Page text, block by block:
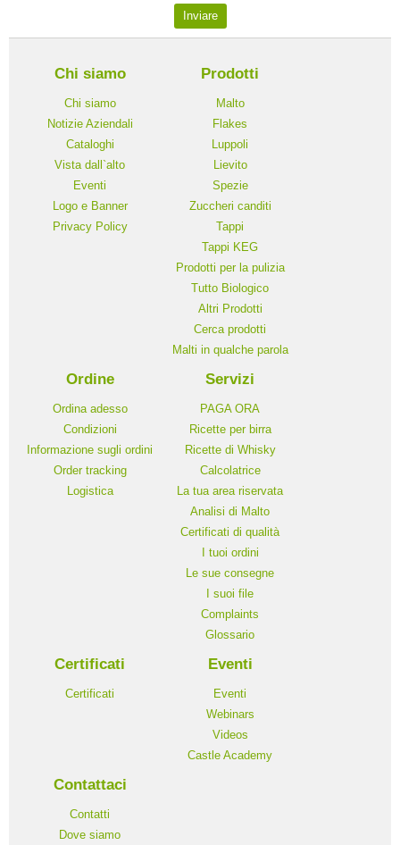
Chi siamo
Chi siamo
Notizie Aziendali
Cataloghi
Vista dall`alto
Eventi
Logo e Banner
Privacy Policy
Prodotti
Malto
Flakes
Luppoli
Lievito
Spezie
Zuccheri canditi
Tappi
Tappi KEG
Prodotti per la pulizia
Tutto Biologico
Altri Prodotti
Cerca prodotti
Malti in qualche parola
Ordine
Ordina adesso
Condizioni
Informazione sugli ordini
Order tracking
Logistica
Servizi
PAGA ORA
Ricette per birra
Ricette di Whisky
Calcolatrice
La tua area riservata
Analisi di Malto
Сertificati di qualità
I tuoi ordini
Le sue consegne
I suoi file
Complaints
Glossario
Certificati
Certificati
Eventi
Eventi
Webinars
Videos
Castle Academy
Contattaci
Contatti
Dove siamo